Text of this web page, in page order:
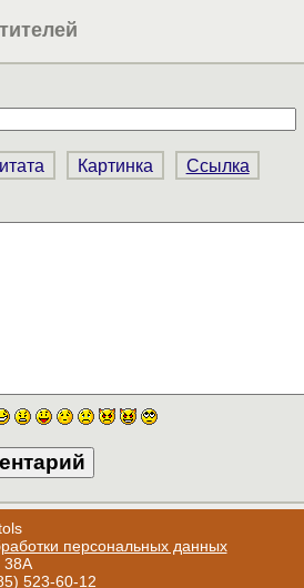
Картинка Ссылка
персональных данных
38А
523-60-12